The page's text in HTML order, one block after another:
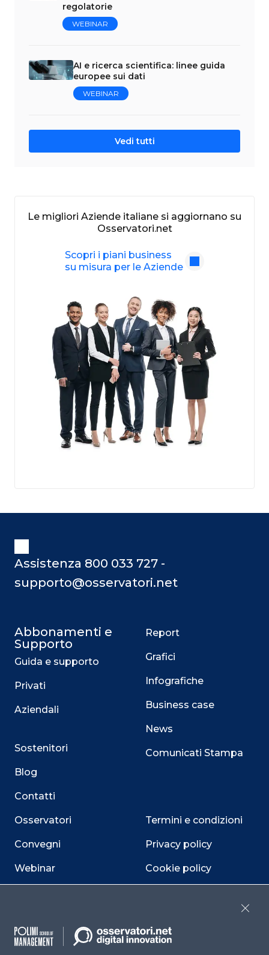
regolatorie
WEBINAR
AI e ricerca scientifica: linee guida
europee sui dati
WEBINAR
Vedi tutti
Le migliori Aziende italiane si aggiornano su
Osservatori.net
Scopri i piani business
su misura per le Aziende
Assistenza 800 033 727 -
supporto@osservatori.net
Abbonamenti e
Supporto
Guida e supporto
Privati
Aziendali
Sostenitori
Blog
Contatti
Osservatori
Convegni
Webinar
Report
Grafici
Infografiche
Business case
News
Comunicati Stampa
Termini e condizioni
Privacy policy
Cookie policy
accessibilità